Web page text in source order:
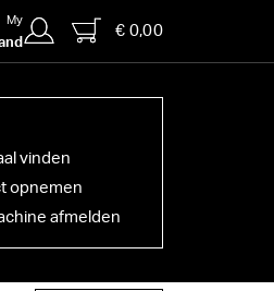
My
€ 0,00
vinden
opnemen
afmelden